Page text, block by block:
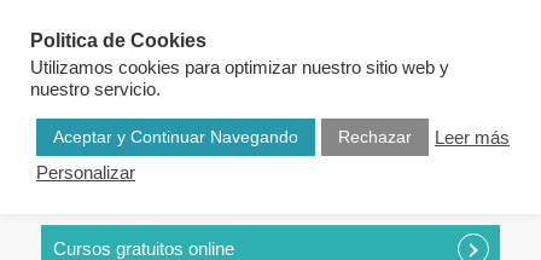
Cursos gratuitos online
Politica de Cookies
Utilizamos cookies para optimizar nuestro sitio web y
nuestro servicio.
Aceptar y Continuar Navegando Rechazar
Leer más
Personalizar